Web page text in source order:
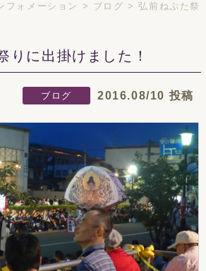
フォメーション > ブログ >弘前ねぷた祭
りに出掛けました！
ブログ 2016.08/10 投稿